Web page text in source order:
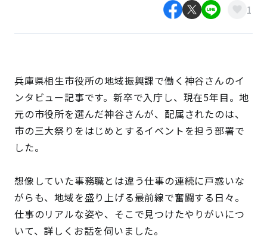
1
兵庫県相生市役所の地域振興課で働く神谷さんのイ
ンタビュー記事です。新卒で入庁し、現在5年目。地
元の市役所を選んだ神谷さんが、配属されたのは、
市の三大祭りをはじめとするイベントを担う部署で
した。
想像していた事務職とは違う仕事の連続に戸惑いな
がらも、地域を盛り上げる最前線で奮闘する日々。
仕事のリアルな姿や、そこで見つけたやりがいにつ
いて、詳しくお話を伺いました。